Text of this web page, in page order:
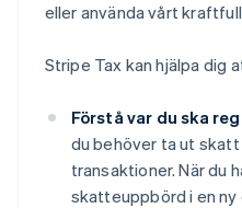
eller använda vårt
Stripe Tax kan hjälpa dig
Förstå var du ska
du behöver ta ut
transaktioner. När du
skatteuppbörd i en